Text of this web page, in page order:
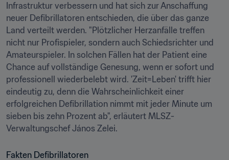
Infrastruktur verbessern und hat sich zur Anschaffung
neuer Defibrillatoren entschieden, die über das ganze
Land verteilt werden. "Plötzlicher Herzanfälle treffen
nicht nur Profispieler, sondern auch Schiedsrichter und
Amateurspieler. In solchen Fällen hat der Patient eine
Chance auf vollständige Genesung, wenn er sofort und
professionell wiederbelebt wird. 'Zeit=Leben' trifft hier
eindeutig zu, denn die Wahrscheinlichkeit einer
erfolgreichen Defibrillation nimmt mit jeder Minute um
sieben bis zehn Prozent ab", erläutert MLSZ-
Verwaltungschef János Zelei.
Fakten Defibrillatoren